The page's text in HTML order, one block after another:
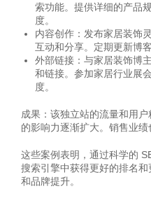
索功能。提供详细的产品
度。
内容创作：发布家居装饰
互动和分享。定期更新博
外部链接：与家居装饰博
和链接。参加家居行业展
度。
成果：该独立站的流量和用
的影响力逐渐扩大。销售业绩
这些案例表明，通过科学的
搜索引擎中获得更好的排名
和品牌提升。